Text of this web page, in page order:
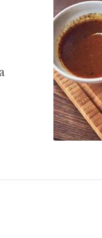
y romero